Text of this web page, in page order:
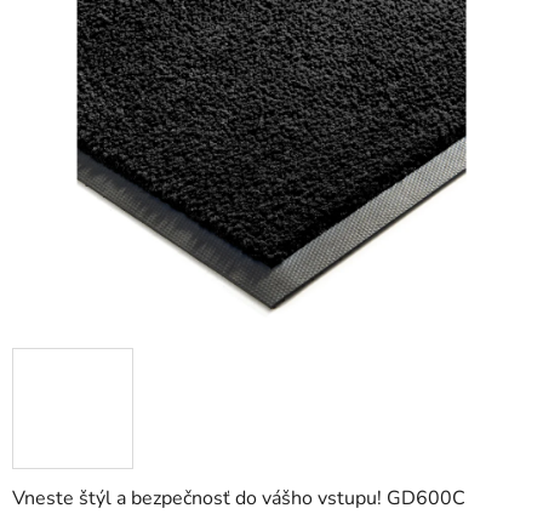
Vneste štýl a bezpečnosť do vášho vstupu! GD600C
hviezdičiek.